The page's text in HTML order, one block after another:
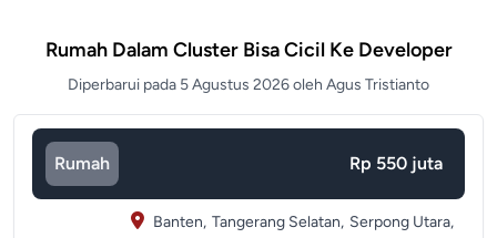
Rumah Dalam Cluster Bisa Cicil Ke Developer
Diperbarui pada 5 Agustus 2026 oleh Agus Tristianto
Rumah Rp 550 juta
Banten, Tangerang Selatan, Serpong Utara,